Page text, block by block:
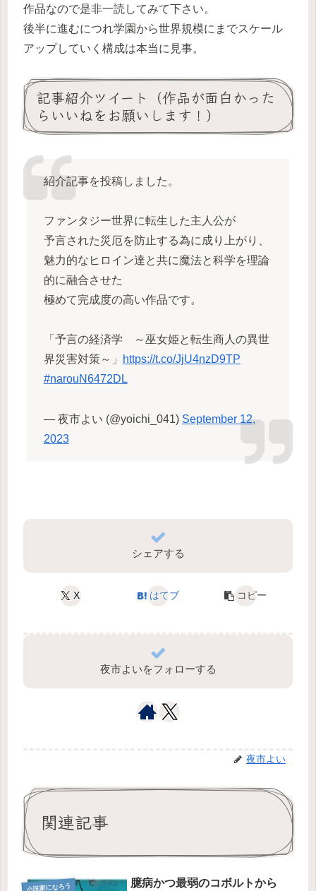
作品なので是非一読してみて下さい。
後半に進むにつれ学園から世界規模にまでスケール
アップしていく構成は本当に見事。
記事紹介ツイート（作品が面白かった
らいいねをお願いします！）
紹介記事を投稿しました。
ファンタジー世界に転生した主人公が
予言された災厄を防止する為に成り上がり、
魅力的なヒロイン達と共に魔法と科学を理論
的に融合させた
極めて完成度の高い作品です。
「予言の経済学 ～巫女姫と転生商人の異世
界災害対策～」
https://t.co/JjU4nzD9TP
#narouN6472DL
— 夜市よい (@yoichi_041) September 12,
2023
シェアする
X はてブ コピー
夜市よいをフォローする
夜市よい
関連記事
小説家になろう 臆病かつ最弱のコボルトから